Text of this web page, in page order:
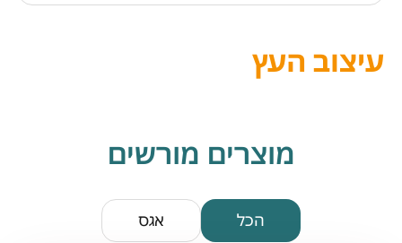
עיצוב העץ
מוצרים מורשים
הכל אגס